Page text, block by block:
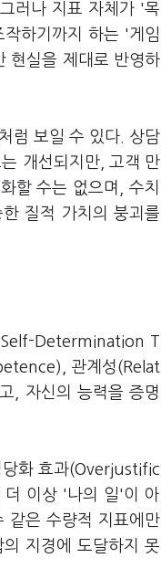
러나 지표 자체가 '목
하기까지 하는 '게임
현실을 제대로 반영하
럼 보일 수 있다. 상담
개선되지만, 고객 만
할 수는 없으며, 수치
질적 가치의 붕괴를
Determination T
관계성(Relat
, 자신의 능력을 증명
당화 효과(Overjustific
이상 '나의 일'이 아
같은 수량적 지표에만
지경에 도달하지 못